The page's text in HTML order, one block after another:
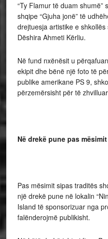
“Ty Flamur të duam shumë”
shqipe “Gjuha jonë” të
drejtuesja artistike e
Dëshira Ahmeti Kërliu.
Në fund nxënësit u
ekipit dhe bënë një foto të
publike amerikane PS 9,
përzemërsisht për të
Në drekë pune pas
Pas mësimit sipas traditës
një drekë pune në lokalin
Island të sponsorizuar nga
falënderojmë publikisht.